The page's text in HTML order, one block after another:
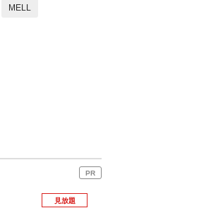
MELL
PR
見放題